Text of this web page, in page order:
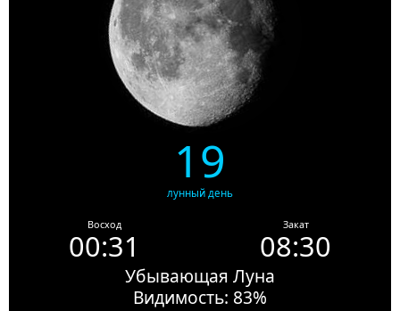
19
лунный день
Восход
00:31
Закат
08:30
Убывающая Луна
Видимость: 83%